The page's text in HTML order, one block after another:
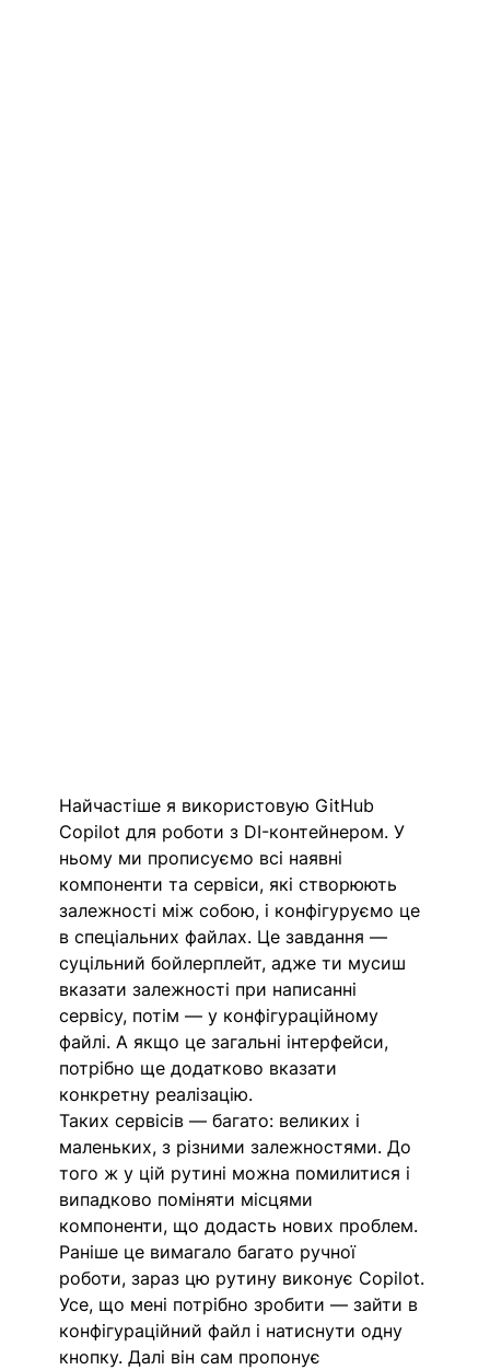
Найчастіше я використовую GitHub
Copilot для роботи з DI-контейнером. У
ньому ми прописуємо всі наявні
компоненти та сервіси, які створюють
залежності між собою, і конфігуруємо це
в спеціальних файлах. Це завдання —
суцільний бойлерплейт, адже ти мусиш
вказати залежності при написанні
сервісу, потім — у конфігураційному
файлі. А якщо це загальні інтерфейси,
потрібно ще додатково вказати
конкретну реалізацію.
Таких сервісів — багато: великих і
маленьких, з різними залежностями. До
того ж у цій рутині можна помилитися і
випадково поміняти місцями
компоненти, що додасть нових проблем.
Раніше це вимагало багато ручної
роботи, зараз цю рутину виконує Copilot.
Усе, що мені потрібно зробити — зайти в
конфігураційний файл і натиснути одну
кнопку. Далі він сам пропонує